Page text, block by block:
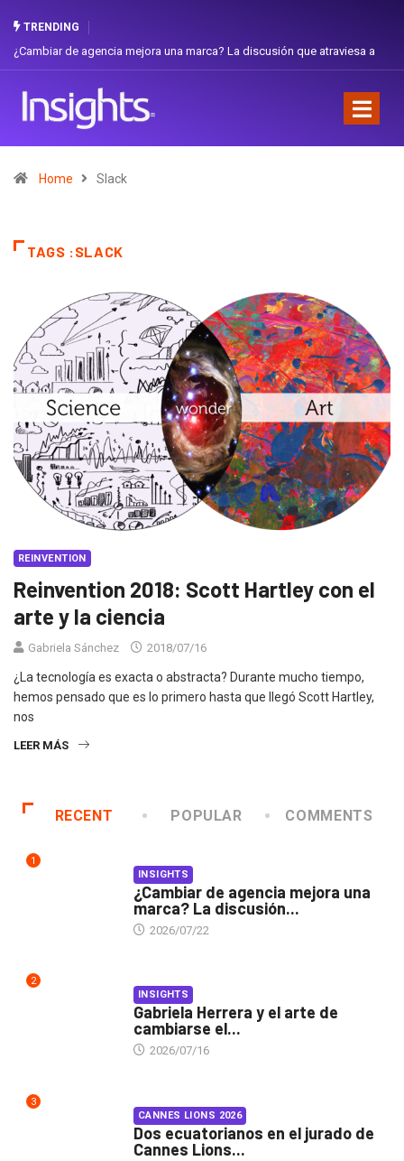
TRENDING
¿Cambiar de agencia mejora una marca? La discusión que atraviesa a
Home Slack
TAGS :SLACK
REINVENTION
Reinvention 2018: Scott Hartley con el
arte y la ciencia
Gabriela Sánchez 2018/07/16
¿La tecnología es exacta o abstracta? Durante mucho tiempo,
hemos pensado que es lo primero hasta que llegó Scott Hartley,
nos
LEER MÁS
RECENT POPULAR COMMENTS
1
INSIGHTS
¿Cambiar de agencia mejora una
marca? La discusión...
2026/07/22
2
INSIGHTS
Gabriela Herrera y el arte de
cambiarse el...
2026/07/16
3
CANNES LIONS 2026
Dos ecuatorianos en el jurado de
Cannes Lions...